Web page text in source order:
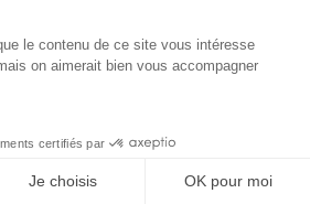
ET RÉSERVATION